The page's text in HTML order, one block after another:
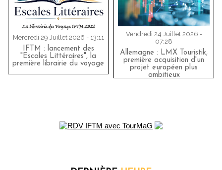
Mercredi 29 Juillet 2026 - 13:11
IFTM : lancement des
"Escales Littéraires", la
première librairie du voyage
Vendredi 24 Juillet 2026 -
07:28
Allemagne : LMX Touristik,
première acquisition d'un
projet européen plus
ambitieux